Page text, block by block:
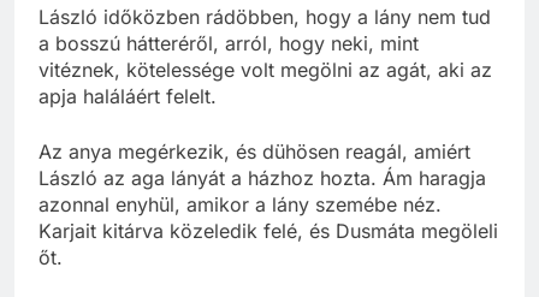
László időközben rádöbben, hogy a lány nem tud
a bosszú hátteréről, arról, hogy neki, mint
vitéznek, kötelessége volt megölni az agát, aki az
apja haláláért felelt.
Az anya megérkezik, és dühösen reagál, amiért
László az aga lányát a házhoz hozta. Ám haragja
azonnal enyhül, amikor a lány szemébe néz.
Karjait kitárva közeledik felé, és Dusmáta megöleli
őt.